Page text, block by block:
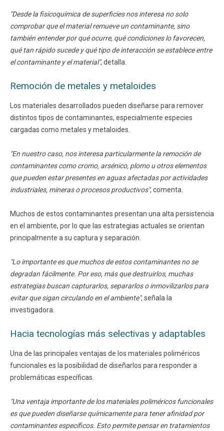
"Desde la fisicoquímica de superficies nos interesa no solo
comprobar que el material remueve un contaminante, sino
también entender por qué ocurre, qué condiciones lo favorecen,
qué tan rápido sucede y qué tipo de interacción se establece entre
el contaminante y el material", detalla.
Remoción de metales y metaloides
Los materiales desarrollados pueden diseñarse para remover
distintos tipos de contaminantes, especialmente especies
cargadas como metales y metaloides.
"En nuestro caso, nos interesa particularmente la remoción de
contaminantes como cromo, arsénico, plomo u otros elementos
que pueden estar presentes en aguas afectadas por actividades
industriales, mineras o procesos productivos", comenta.
Muchos de estos contaminantes presentan una alta persistencia
en el ambiente, por lo que las estrategias actuales se orientan
principalmente a su captura y separación.
"Lo importante es que muchos de estos contaminantes no se
degradan fácilmente. Por eso, más que destruirlos, muchas
estrategias buscan capturarlos, separarlos o inmovilizarlos para
evitar que sigan circulando en el ambiente", señala la
investigadora.
Hacia tecnologías más selectivas y adaptables
Una de las principales ventajas de los materiales poliméricos
funcionales es la posibilidad de diseñarlos para responder a
problemáticas específicas.
"Una ventaja importante de los materiales poliméricos funcionales
es que pueden diseñarse químicamente para tener afinidad por
contaminantes específicos. Esto permite pensar en tratamientos